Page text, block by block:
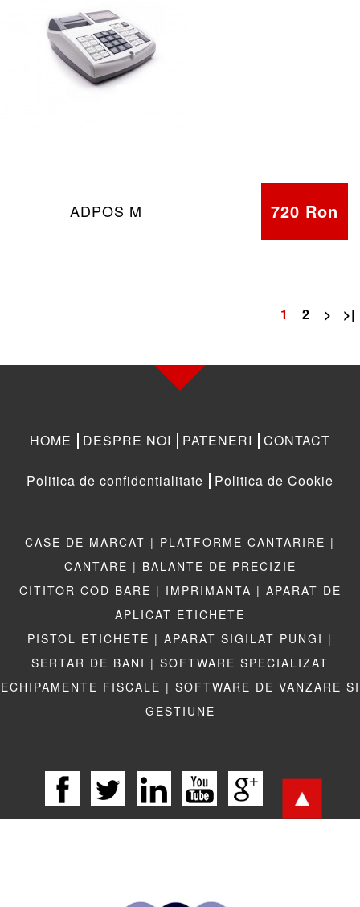
ADPOS M 720 Ron
1 2 > >|
HOME DESPRE NOI PATENERI CONTACT
Politica de confidentialitate Politica de Cookie
CASE DE MARCAT | PLATFORME CANTARIRE |
CANTARE | BALANTE DE PRECIZIE
CITITOR COD BARE | IMPRIMANTA | APARAT DE
APLICAT ETICHETE
PISTOL ETICHETE | APARAT SIGILAT PUNGI |
SERTAR DE BANI | SOFTWARE SPECIALIZAT
ECHIPAMENTE FISCALE | SOFTWARE DE VANZARE SI
GESTIUNE